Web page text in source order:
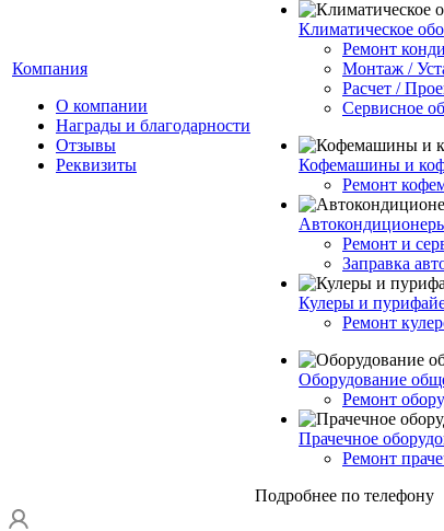
Компания
О компании
Награды и благодарности
Отзывы
Реквизиты
Климатическое
Ремонт
Монтаж /
Расчет /
Сервисное
Кофемашины и
Ремонт
Ремонт и
Заправка
Кулеры и
Ремонт
Оборудование
Ремонт
Прачечное
Ремонт
Подробнее по телефону